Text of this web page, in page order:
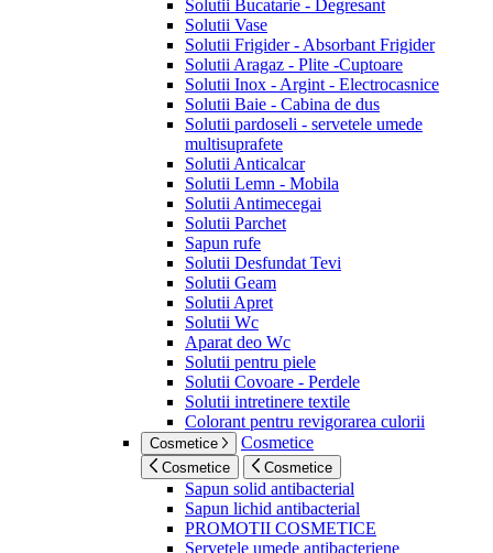
Solutii Bucatarie - Degresant
Solutii Vase
Solutii Frigider - Absorbant Frigider
Solutii Aragaz - Plite -Cuptoare
Solutii Inox - Argint - Electrocasnice
Solutii Baie - Cabina de dus
Solutii pardoseli - servetele umede
multisuprafete
Solutii Anticalcar
Solutii Lemn - Mobila
Solutii Antimecegai
Solutii Parchet
Sapun rufe
Solutii Desfundat Tevi
Solutii Geam
Solutii Apret
Solutii Wc
Aparat deo Wc
Solutii pentru piele
Solutii Covoare - Perdele
Solutii intretinere textile
Colorant pentru revigorarea culorii
Cosmetice Cosmetice
Cosmetice Cosmetice
Sapun solid antibacterial
Sapun lichid antibacterial
PROMOTII COSMETICE
Servetele umede antibacteriene